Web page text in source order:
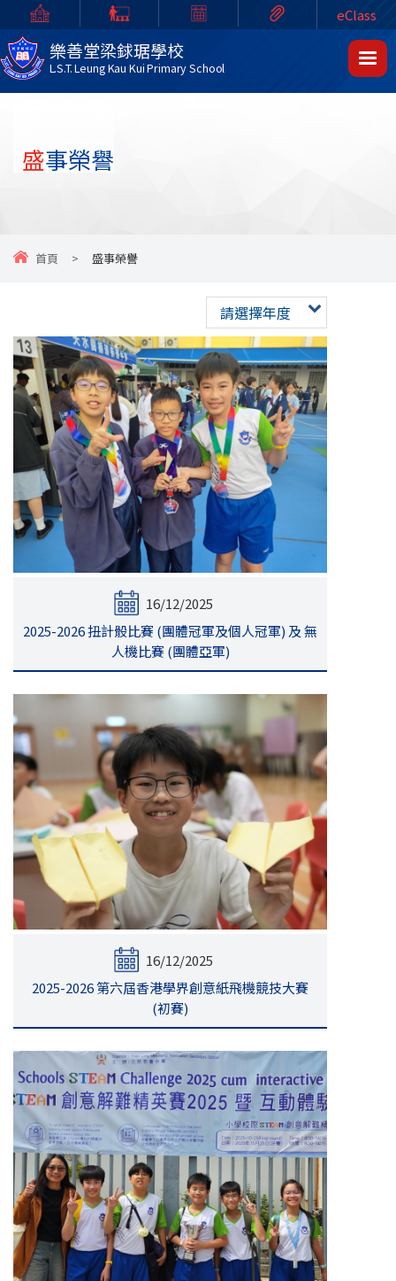
樂善堂梁銶琚學校
L.S.T. Leung Kau Kui Primary School
eClass
盛事榮譽
首頁 > 盛事榮譽
請選擇年度
16/12/2025
2025-2026 扭計骰比賽 (團體冠軍及個人冠軍) 及 無
人機比賽 (團體亞軍)
16/12/2025
2025-2026 第六屆香港學界創意紙飛機競技大賽
(初賽)